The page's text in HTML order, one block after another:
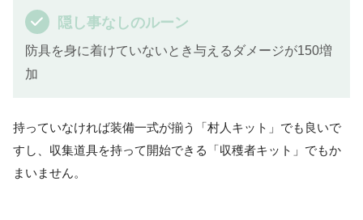
隠し事なしのルーン
防具を身に着けていないとき与えるダメージが150増
加
持っていなければ装備一式が揃う「村人キット」でも良いで
すし、収集道具を持って開始できる「収穫者キット」でもか
まいません。